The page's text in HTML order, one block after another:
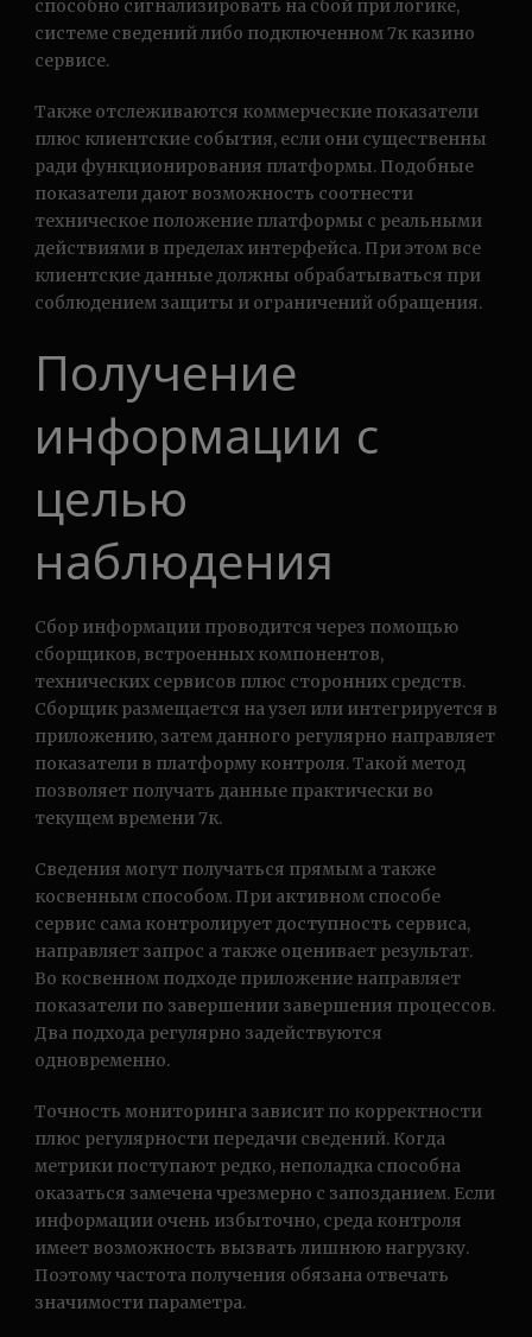
способно сигнализировать на сбой при логике,
системе сведений либо подключенном 7к казино
сервисе.
Также отслеживаются коммерческие показатели
плюс клиентские события, если они существенны
ради функционирования платформы. Подобные
показатели дают возможность соотнести
техническое положение платформы с реальными
действиями в пределах интерфейса. При этом все
клиентские данные должны обрабатываться при
соблюдением защиты и ограничений обращения.
Получение
информации с
целью
наблюдения
Сбор информации проводится через помощью
сборщиков, встроенных компонентов,
технических сервисов плюс сторонних средств.
Сборщик размещается на узел или интегрируется в
приложению, затем данного регулярно направляет
показатели в платформу контроля. Такой метод
позволяет получать данные практически во
текущем времени 7к.
Сведения могут получаться прямым а также
косвенным способом. При активном способе
сервис сама контролирует доступность сервиса,
направляет запрос а также оценивает результат.
Во косвенном подходе приложение направляет
показатели по завершении завершения процессов.
Два подхода регулярно задействуются
одновременно.
Точность мониторинга зависит по корректности
плюс регулярности передачи сведений. Когда
метрики поступают редко, неполадка способна
оказаться замечена чрезмерно с запозданием. Если
информации очень избыточно, среда контроля
имеет возможность вызвать лишнюю нагрузку.
Поэтому частота получения обязана отвечать
значимости параметра.